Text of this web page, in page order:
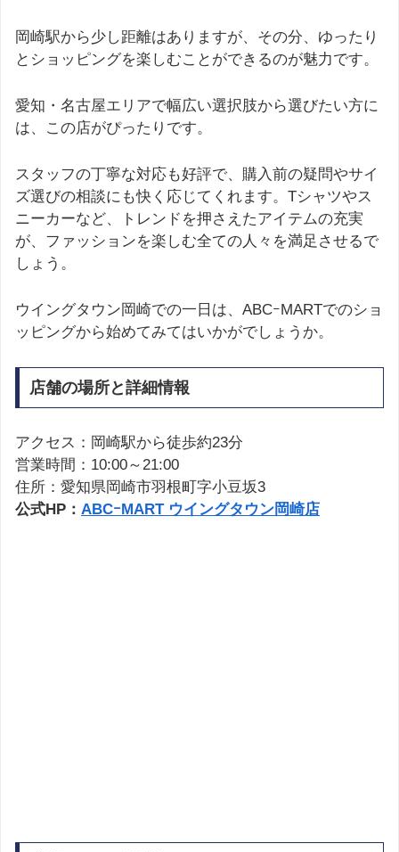
岡崎駅から少し距離はありますが、その分、ゆったり
とショッピングを楽しむことができるのが魅力です。
愛知・名古屋エリアで幅広い選択肢から選びたい方に
は、この店がぴったりです。
スタッフの丁寧な対応も好評で、購入前の疑問やサイ
ズ選びの相談にも快く応じてくれます。Tシャツやス
ニーカーなど、トレンドを押さえたアイテムの充実
が、ファッションを楽しむ全ての人々を満足させるで
しょう。
ウイングタウン岡崎での一日は、ABCｰMARTでのショ
ッピングから始めてみてはいかがでしょうか。
店舗の場所と詳細情報
アクセス：岡崎駅から徒歩約23分
営業時間：10:00～21:00
住所：愛知県岡崎市羽根町字小豆坂3
公式HP： ABCｰMART ウイングタウン岡崎店